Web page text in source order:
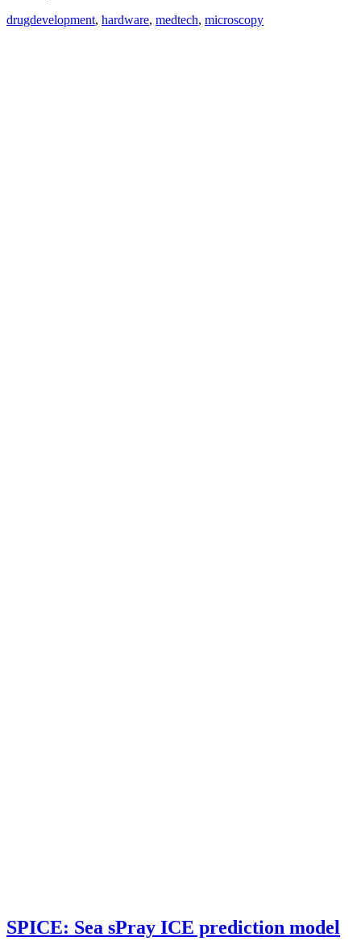
drugdevelopment, hardware, medtech, microscopy
SPICE: Sea sPray ICE prediction model